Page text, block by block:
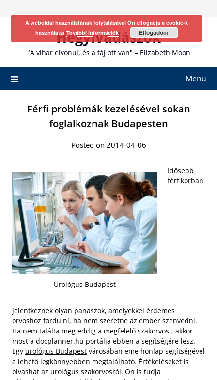
Hegyivadászok
"A vihar elvonul, és a táj ott van" – Elizabeth Moon
Menu
Férfi problémák kezelésével sokan
foglalkoznak Budapesten
Posted on 2014-04-06
Urológus Budapest
Idősebb
férfikorban
jelentkeznek olyan panaszok, amelyekkel érdemes
orvoshoz fordulni, ha nem szeretne az ember szenvedni.
Ha nem találta meg eddig a megfelelő szakorvost, akkor
most a docplanner.hu portálja ebben a segítségére lesz.
Egy urológus Budapest városában eme honlap segítségével
a lehető legkönnyebben megtalálható. Értékeléseket is
olvashat az urológus szakorvosról. Ön is tudja
A weboldal használatának folytatásával Ön elfogadja a cookie-k
használatátTovábbi információk Elfogadom